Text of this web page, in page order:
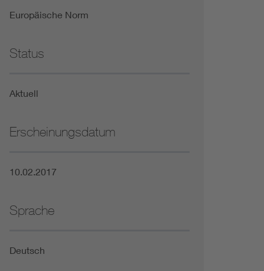
Gleichstromanwendungen im Wachstum
Europäische Norm
Status
Aktuell
Erscheinungsdatum
10.02.2017
Sprache
Deutsch